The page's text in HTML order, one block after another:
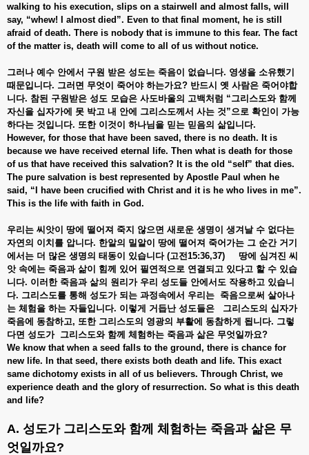
walking to his execution, slips on a stairwell and almost falls, will
say, “whew! I almost died”. Even to that final moment, he is still
afraid of death. There is nobody that is immune to this fear. The fact
of the matter is, death will come to all of us without notice.
그러나 예수 안에서 구원 받은 성도는 죽음이 없습니다. 영생을 소유했기
때문입니다. 그러면 무엇이 죽어야 하는가요? 반드시 옛 사람은 죽어야합
니다. 참된 구원받은 성도 모습은 사도바울의 고백처럼 “그리스도와 함께
자신을 십자가에 못 박고 내 안에 그리스도께서 사는 것”으로 확인이 가능
하다는 것입니다. 또한 이것이 하나님을 믿는 믿음의 삶입니다.
However, for those that have been saved, there is no death. It is
because we have received eternal life. Then what is death for those
of us that have received this salvation? It is the old “self” that dies.
The pure salvation is best represented by Apostle Paul when he
said, “I have been crucified with Christ and it is he who lives in me”.
This is the life with faith in God.
우리는 씨앗이 땅에 떨어져 죽지 않으면 새로운 생명이 생겨날 수 없다는
자연의 이치를 압니다. 한알의 밀알이 땅에 떨어져 죽어가는 그 순간 거기
에서는 더 많은 생명의 태동이 있습니다 (고전15:36,37) 땅에 심겨진 씨
앗 속에는 죽음과 삶이 힘께 있어 필연적으로 연결되고 있다고 할 수 있습
니다. 이러한 죽음과 삶의 원리가 우리 성도들 안에서도 작용하고 있습니
다. 그리스도를 통해 성도가 되는 과정속에서 우리는 죽음으로써 살아나
는 체험을 하는 자들입니다. 이렇게 거듭난 성도들은 그리스도의 십자가
죽음에 동참하고, 또한 그리스도의 영광의 부활에 동참하게 됩니다. 그렇
다면 성도가 그리스도와 함께 체험하는 죽음과 삶은 무엇일까요?
We know that when a seed falls to the ground, there is chance for
new life. In that seed, there exists both death and life. This exact
same dichotomy exists in all of us believers. Through Christ, we
experience death and the glory of resurrection. So what is this death
and life?
A. 성도가 그리스도와 함께 체험하는 죽음과 삶은 무
엇일까요?